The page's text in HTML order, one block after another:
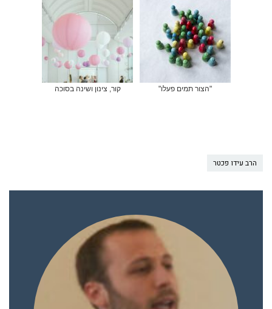
"הצור תמים פעלו" קור, צינון ושינה בסוכה
הרב עידו פכטר